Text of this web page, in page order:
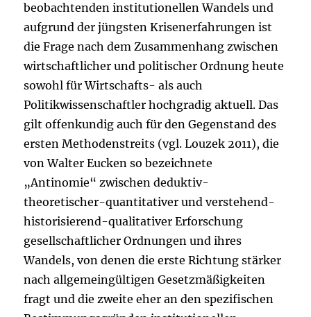
beobachtenden institutionellen Wandels und
aufgrund der jüngsten Krisenerfahrungen ist
die Frage nach dem Zusammenhang zwischen
wirtschaftlicher und politischer Ordnung heute
sowohl für Wirtschafts- als auch
Politikwissenschaftler hochgradig aktuell. Das
gilt offenkundig auch für den Gegenstand des
ersten Methodenstreits (vgl. Louzek 2011), die
von Walter Eucken so bezeichnete
„Antinomie“ zwischen deduktiv-
theoretischer-quantitativer und verstehend-
historisierend-qualitativer Erforschung
gesellschaftlicher Ordnungen und ihres
Wandels, von denen die erste Richtung stärker
nach allgemeingültigen Gesetzmäßigkeiten
fragt und die zweite eher an den spezifischen